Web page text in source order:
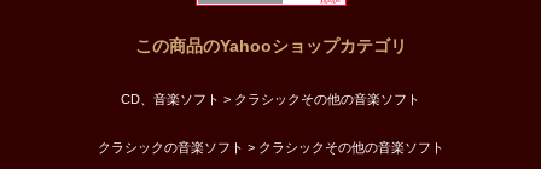
この商品のYahooショップカテゴリ
CD、音楽ソフト > クラシックその他の音楽ソフト
クラシックの音楽ソフト > クラシックその他の音楽ソフト